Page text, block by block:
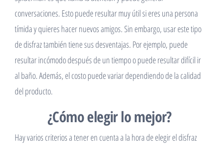
conversaciones. Esto puede resultar muy útil si eres una persona
tímida y quieres hacer nuevos amigos. Sin embargo, usar este tipo
de disfraz también tiene sus desventajas. Por ejemplo, puede
resultar incómodo después de un tiempo o puede resultar difícil ir
al baño. Además, el costo puede variar dependiendo de la calidad
del producto.
¿Cómo elegir lo mejor?
Hay varios criterios a tener en cuenta a la hora de elegir el disfraz